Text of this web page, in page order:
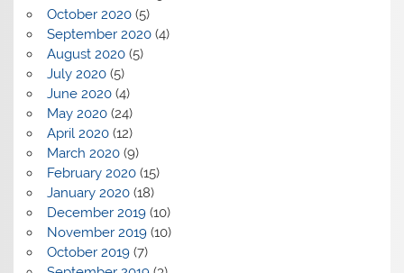
October 2020(5)
September 2020(4)
August 2020(5)
July 2020(5)
June 2020(4)
May 2020(24)
April 2020(12)
March 2020(9)
February 2020(15)
January 2020(18)
December 2019(10)
November 2019(10)
October 2019(7)